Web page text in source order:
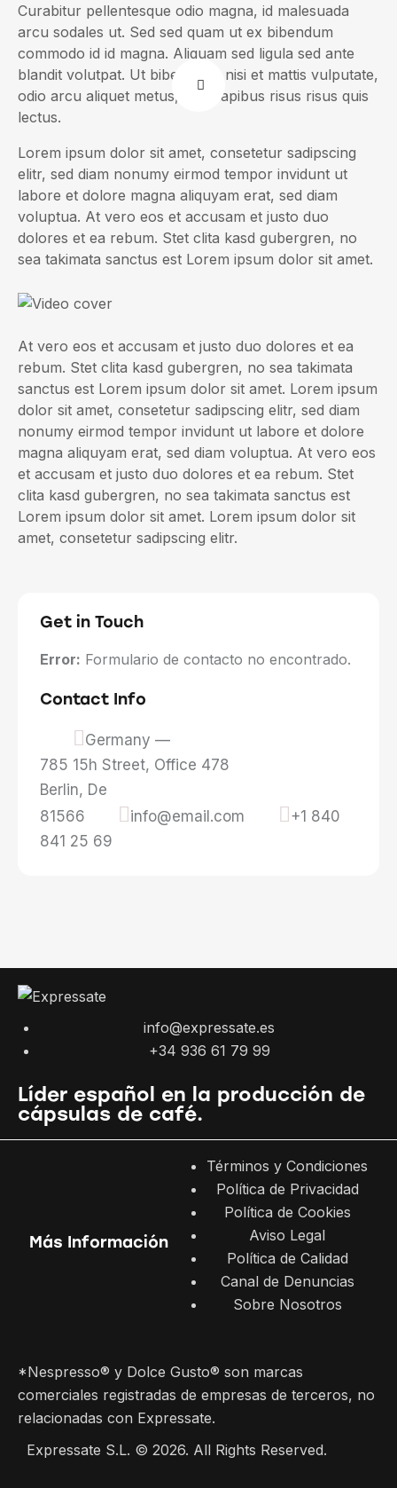
Curabitur pellentesque odio magna, id malesuada
arcu sodales ut. Sed sed quam ut ex bibendum
commodo id id magna. Aliquam sed ligula sed ante
blandit volutpat. Ut bibendum, nisi et mattis vulputate,
odio arcu aliquet metus, nec dapibus risus risus quis
lectus.
Lorem ipsum dolor sit amet, consetetur sadipscing
elitr, sed diam nonumy eirmod tempor invidunt ut
labore et dolore magna aliquyam erat, sed diam
voluptua. At vero eos et accusam et justo duo
dolores et ea rebum. Stet clita kasd gubergren, no
sea takimata sanctus est Lorem ipsum dolor sit amet.
At vero eos et accusam et justo duo dolores et ea
rebum. Stet clita kasd gubergren, no sea takimata
sanctus est Lorem ipsum dolor sit amet. Lorem ipsum
dolor sit amet, consetetur sadipscing elitr, sed diam
nonumy eirmod tempor invidunt ut labore et dolore
magna aliquyam erat, sed diam voluptua. At vero eos
et accusam et justo duo dolores et ea rebum. Stet
clita kasd gubergren, no sea takimata sanctus est
Lorem ipsum dolor sit amet. Lorem ipsum dolor sit
amet, consetetur sadipscing elitr.
Get in Touch
Error: Formulario de contacto no encontrado.
Contact Info
Germany —
785 15h Street, Office 478
Berlin, De
81566
info@email.com
+1 840
841 25 69
info@expressate.es
+34 936 61 79 99
Líder español en la producción de
cápsulas de café.
Más Información
Términos y Condiciones
Política de Privacidad
Política de Cookies
Aviso Legal
Política de Calidad
Canal de Denuncias
Sobre Nosotros
*Nespresso® y Dolce Gusto® son marcas
comerciales registradas de empresas de terceros, no
relacionadas con Expressate.
Expressate S.L. © 2026. All Rights Reserved.